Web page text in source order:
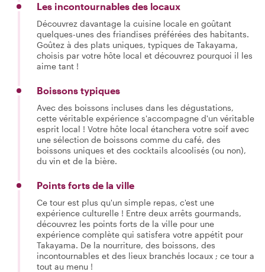
Les incontournables des locaux
Découvrez davantage la cuisine locale en goûtant
quelques-unes des friandises préférées des habitants.
Goûtez à des plats uniques, typiques de Takayama,
choisis par votre hôte local et découvrez pourquoi il les
aime tant !
Boissons typiques
Avec des boissons incluses dans les dégustations,
cette véritable expérience s'accompagne d'un véritable
esprit local ! Votre hôte local étanchera votre soif avec
une sélection de boissons comme du café, des
boissons uniques et des cocktails alcoolisés (ou non),
du vin et de la bière.
Points forts de la ville
Ce tour est plus qu'un simple repas, c'est une
expérience culturelle ! Entre deux arrêts gourmands,
découvrez les points forts de la ville pour une
expérience complète qui satisfera votre appétit pour
Takayama. De la nourriture, des boissons, des
incontournables et des lieux branchés locaux ; ce tour a
tout au menu !